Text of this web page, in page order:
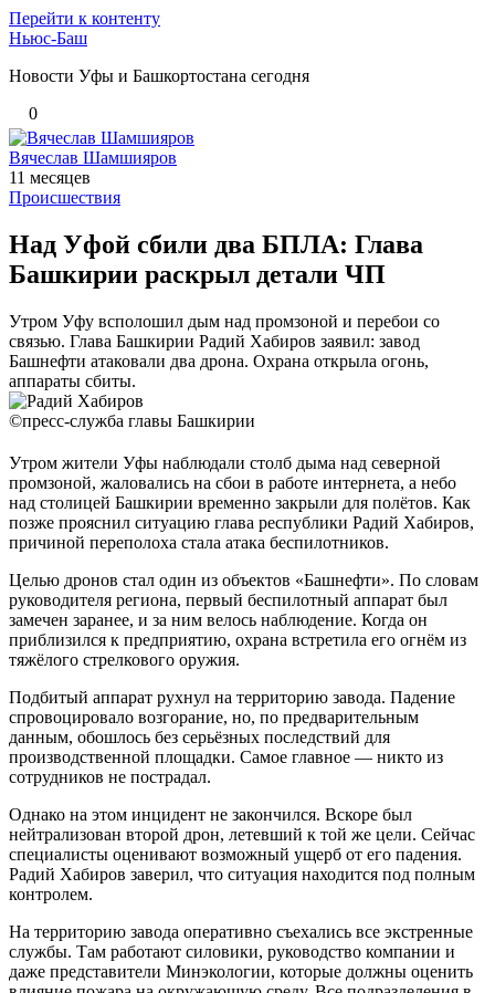
Перейти к контенту
Ньюс-Баш
Новости Уфы и Башкортостана сегодня
0
Вячеслав Шамшияров
11 месяцев
Происшествия
Над Уфой сбили два БПЛА: Глава
Башкирии раскрыл детали ЧП
Утром Уфу всполошил дым над промзоной и перебои со
связью. Глава Башкирии Радий Хабиров заявил: завод
Башнефти атаковали два дрона. Охрана открыла огонь,
аппараты сбиты.
©пресс-служба главы Башкирии
Утром жители Уфы наблюдали столб дыма над северной
промзоной, жаловались на сбои в работе интернета, а небо
над столицей Башкирии временно закрыли для полётов. Как
позже прояснил ситуацию глава республики Радий Хабиров,
причиной переполоха стала атака беспилотников.
Целью дронов стал один из объектов «Башнефти». По словам
руководителя региона, первый беспилотный аппарат был
замечен заранее, и за ним велось наблюдение. Когда он
приблизился к предприятию, охрана встретила его огнём из
тяжёлого стрелкового оружия.
Подбитый аппарат рухнул на территорию завода. Падение
спровоцировало возгорание, но, по предварительным
данным, обошлось без серьёзных последствий для
производственной площадки. Самое главное — никто из
сотрудников не пострадал.
Однако на этом инцидент не закончился. Вскоре был
нейтрализован второй дрон, летевший к той же цели. Сейчас
специалисты оценивают возможный ущерб от его падения.
Радий Хабиров заверил, что ситуация находится под полным
контролем.
На территорию завода оперативно съехались все экстренные
службы. Там работают силовики, руководство компании и
даже представители Минэкологии, которые должны оценить